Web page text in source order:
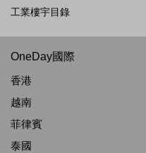
工業樓宇目錄
OneDay國際
香港
越南
菲律賓
泰國